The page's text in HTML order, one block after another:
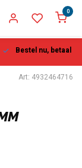
0
Bestel nu, betaal
Art: 4932464716